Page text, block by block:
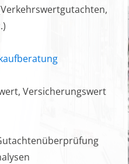
Versicherungswert